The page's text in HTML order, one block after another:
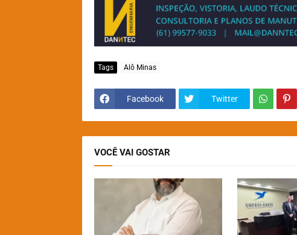
Tags Alô Minas
Facebook Twitter
VOCÊ VAI GOSTAR